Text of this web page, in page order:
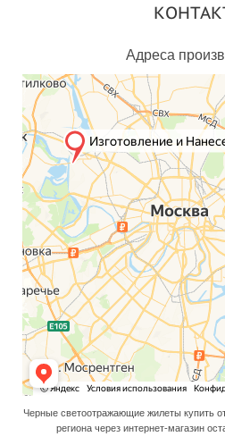
Адреса
Черные светоотражающие жилеты купить
региона через интернет-магазин